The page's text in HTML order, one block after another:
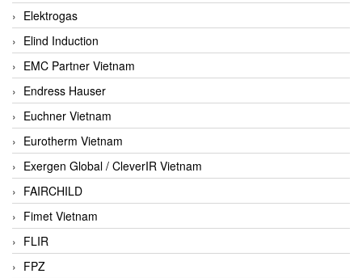
Elektrogas
Elind Induction
EMC Partner Vietnam
Endress Hauser
Euchner Vietnam
Eurotherm Vietnam
Exergen Global / CleverIR Vietnam
FAIRCHILD
Fimet Vietnam
FLIR
FPZ